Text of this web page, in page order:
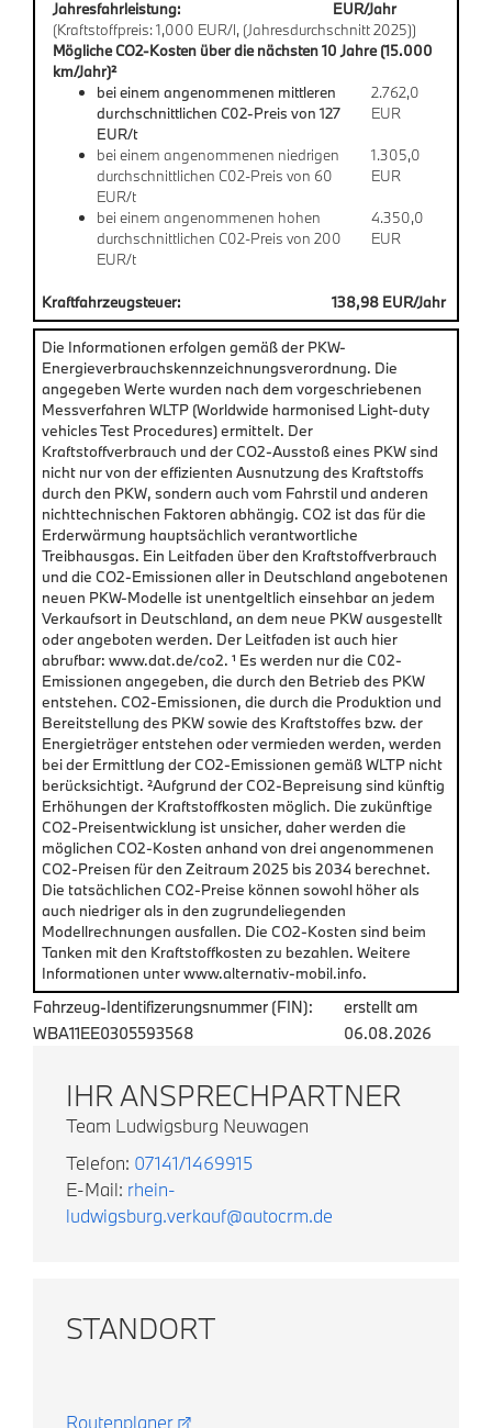
Jahresfahrleistung:
EUR/Jahr
(Kraftstoffpreis: 1,000 EUR/l, (Jahresdurchschnitt 2025))
Mögliche CO2-Kosten über die nächsten 10 Jahre (15.000
km/Jahr)²
bei einem angenommenen mittleren
durchschnittlichen C02-Preis von 127
EUR/t
2.762,0
EUR
bei einem angenommenen niedrigen
durchschnittlichen C02-Preis von 60
EUR/t
1.305,0
EUR
bei einem angenommenen hohen
durchschnittlichen C02-Preis von 200
EUR/t
4.350,0
EUR
Kraftfahrzeugsteuer: 138,98 EUR/Jahr
Die Informationen erfolgen gemäß der PKW-
Energieverbrauchskennzeichnungsverordnung. Die
angegeben Werte wurden nach dem vorgeschriebenen
Messverfahren WLTP (Worldwide harmonised Light-duty
vehicles Test Procedures) ermittelt. Der
Kraftstoffverbrauch und der CO2-Ausstoß eines PKW sind
nicht nur von der effizienten Ausnutzung des Kraftstoffs
durch den PKW, sondern auch vom Fahrstil und anderen
nichttechnischen Faktoren abhängig. CO2 ist das für die
Erderwärmung hauptsächlich verantwortliche
Treibhausgas. Ein Leitfaden über den Kraftstoffverbrauch
und die CO2-Emissionen aller in Deutschland angebotenen
neuen PKW-Modelle ist unentgeltlich einsehbar an jedem
Verkaufsort in Deutschland, an dem neue PKW ausgestellt
oder angeboten werden. Der Leitfaden ist auch hier
abrufbar: www.dat.de/co2. ¹ Es werden nur die C02-
Emissionen angegeben, die durch den Betrieb des PKW
entstehen. CO2-Emissionen, die durch die Produktion und
Bereitstellung des PKW sowie des Kraftstoffes bzw. der
Energieträger entstehen oder vermieden werden, werden
bei der Ermittlung der CO2-Emissionen gemäß WLTP nicht
berücksichtigt. ²Aufgrund der CO2-Bepreisung sind künftig
Erhöhungen der Kraftstoffkosten möglich. Die zukünftige
CO2-Preisentwicklung ist unsicher, daher werden die
möglichen CO2-Kosten anhand von drei angenommenen
CO2-Preisen für den Zeitraum 2025 bis 2034 berechnet.
Die tatsächlichen CO2-Preise können sowohl höher als
auch niedriger als in den zugrundeliegenden
Modellrechnungen ausfallen. Die CO2-Kosten sind beim
Tanken mit den Kraftstoffkosten zu bezahlen. Weitere
Informationen unter www.alternativ-mobil.info.
Fahrzeug-Identifizerungsnummer (FIN):
WBA11EE0305593568
erstellt am
06.08.2026
IHR ANSPRECHPARTNER
Team Ludwigsburg Neuwagen
Telefon: 07141/1469915
E-Mail: rhein-
ludwigsburg.verkauf@autocrm.de
STANDORT
Routenplaner